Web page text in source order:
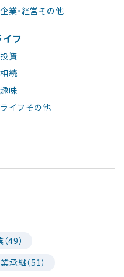
企業・経営その他
イフ
投資
相続
趣味
ライフその他
49）
承継（51）